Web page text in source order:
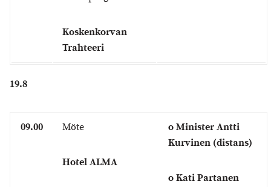
Koskenkorvan
Trahteeri
19.8
09.00 Möte
Hotel ALMA
o Minister Antti
Kurvinen (distans)
o Kati Partanen